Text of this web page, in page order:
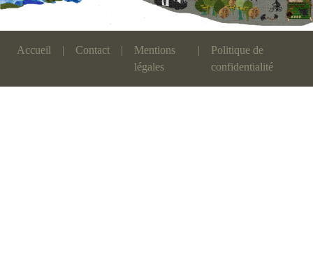
Accueil | Contact |
Mentions
légales
|
Politique de
confidentialité